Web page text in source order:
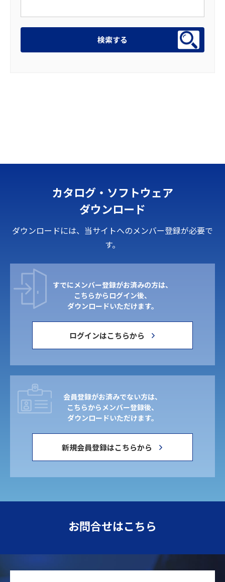
カタログ・ソフトウェア
ダウンロード
ダウンロードには、当サイトへのメンバー登録が必要で
す。
すでにメンバー登録がお済みの方は、
こちらからログイン後、
ダウンロードいただけます。
ログインはこちらから
会員登録がお済みでない方は、
こちらからメンバー登録後、
ダウンロードいただけます。
新規会員登録はこちらから
お問合せはこちら